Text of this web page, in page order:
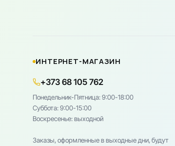
ИНТЕРНЕТ-МАГАЗИН
+373 68 105 762
Понедельник-Пятница: 9:00-18:00
Cуббота: 9:00-15:00
Воскресенье: выходной
Заказы, оформленные в выходные дни, будут